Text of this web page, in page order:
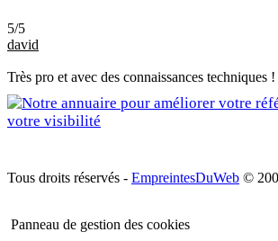
5/5
david
Très pro et avec des connaissances techniques !
Données personnelles
Tous droits réservés - EmpreintesDuWeb ©
Panneau de gestion des cookies